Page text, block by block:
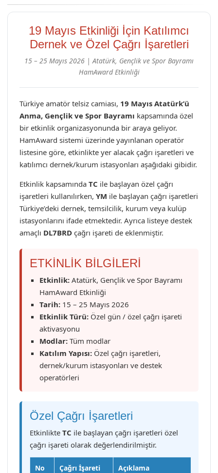
19 Mayıs Etkinliği İçin Katılımcı
Dernek ve Özel Çağrı İşaretleri
15 – 25 Mayıs 2026 | Atatürk, Gençlik ve Spor Bayramı
HamAward Etkinliği
Türkiye amatör telsiz camiası, 19 Mayıs Atatürk’ü
Anma, Gençlik ve Spor Bayramı kapsamında özel
bir etkinlik organizasyonunda bir araya geliyor.
HamAward sistemi üzerinde yayınlanan operatör
listesine göre, etkinlikte yer alacak çağrı işaretleri ve
katılımcı dernek/kurum istasyonları aşağıdaki gibidir.
Etkinlik kapsamında TC ile başlayan özel çağrı
işaretleri kullanılırken, YM ile başlayan çağrı işaretleri
Türkiye’deki dernek, temsilcilik, kurum veya kulüp
istasyonlarını ifade etmektedir. Ayrıca listeye destek
amaçlı DL7BRD çağrı işareti de eklenmiştir.
ETKİNLİK BİLGİLERİ
Etkinlik: Atatürk, Gençlik ve Spor Bayramı
HamAward Etkinliği
Tarih: 15 – 25 Mayıs 2026
Etkinlik Türü: Özel gün / özel çağrı işareti
aktivasyonu
Modlar: Tüm modlar
Katılım Yapısı: Özel çağrı işaretleri,
dernek/kurum istasyonları ve destek
operatörleri
Özel Çağrı İşaretleri
Etkinlikte TC ile başlayan çağrı işaretleri özel
çağrı işareti olarak değerlendirilmiştir.
No Çağrı İşareti Açıklama